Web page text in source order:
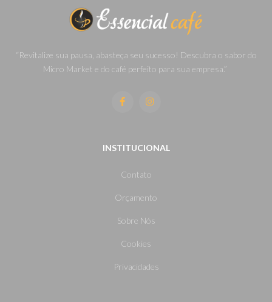
“Revitalize sua pausa, abasteça seu sucesso! Descubra o sabor do
Micro Market e do café perfeito para sua empresa.”
INSTITUCIONAL
Contato
Orçamento
Sobre Nós
Cookies
Privacidades